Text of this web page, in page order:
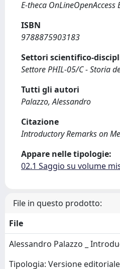
E-theca
ISBN
9788875903183
Settori scientifico-
Settore PHIL-05/C - Storia
Tutti gli autori
Palazzo, Alessandro
Citazione
Introductory Remarks on
Appare nelle tipologie:
02.1 Saggio su volume
File in questo prodotto:
File
Alessandro Palazzo _
Tipologia: Versione